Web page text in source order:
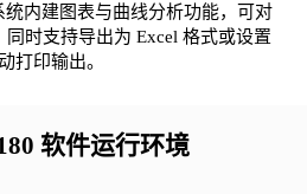
内建图表与曲线分析功能，可对
时支持导出为 Excel 格式或设置
打印输出。
软件运行环境